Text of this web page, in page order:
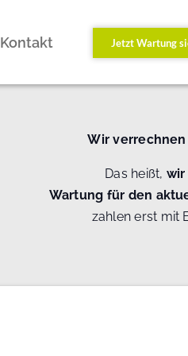
Kontakt Jetzt Wartung
Wir
Das heißt, wir
Wartung für den
zahlen erst mit